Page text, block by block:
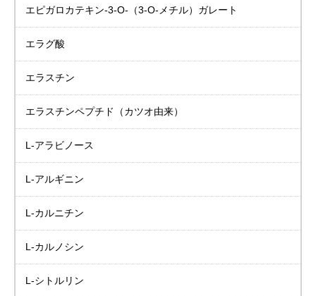
エピガロカテキン-3-Ο-（3-Ο-メチル）ガレート
エラグ酸
エラスチン
エラスチンペプチド （カツオ由来）
L-アラビノース
L-アルギニン
L-カルニチン
L-カルノシン
L-シトルリン